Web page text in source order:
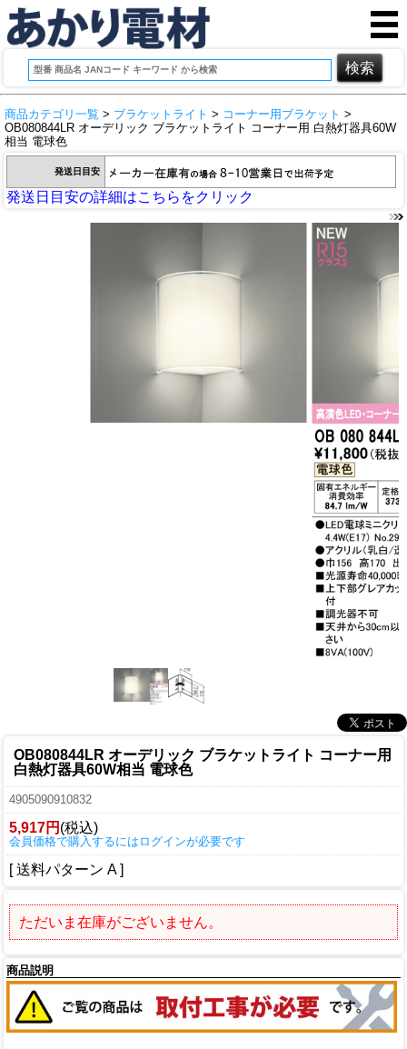
商品カテゴリ一覧 > ブラケットライト > コーナー用ブラケット >
OB080844LR オーデリック ブラケットライト コーナー用 白熱灯器具60W
相当 電球色
発送日目安
発送日目安の詳細はこちらをクリック
OB080844LR オーデリック ブラケットライト コーナー用
白熱灯器具60W相当 電球色
4905090910832
5,917円 (税込)
会員価格で購入するにはログインが必要です
[ 送料パターン A ]
ただいま在庫がございません。
商品説明